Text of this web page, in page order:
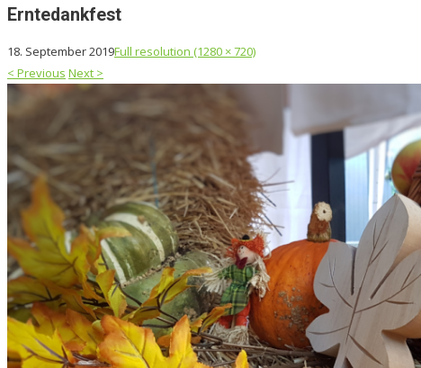
Erntedankfest
18. September 2019Full resolution (1280 × 720)
< Previous Next >